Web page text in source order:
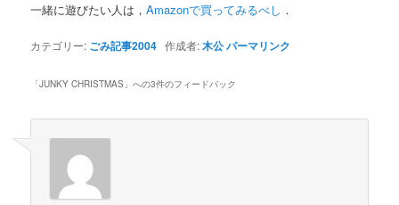
一緒に遊びたい人は，Amazonで買ってみるべし ．
カテゴリー: ごみ記事2004 作成者:木公パーマリンク
「JUNKY CHRISTMAS 」への3件のフィードバック